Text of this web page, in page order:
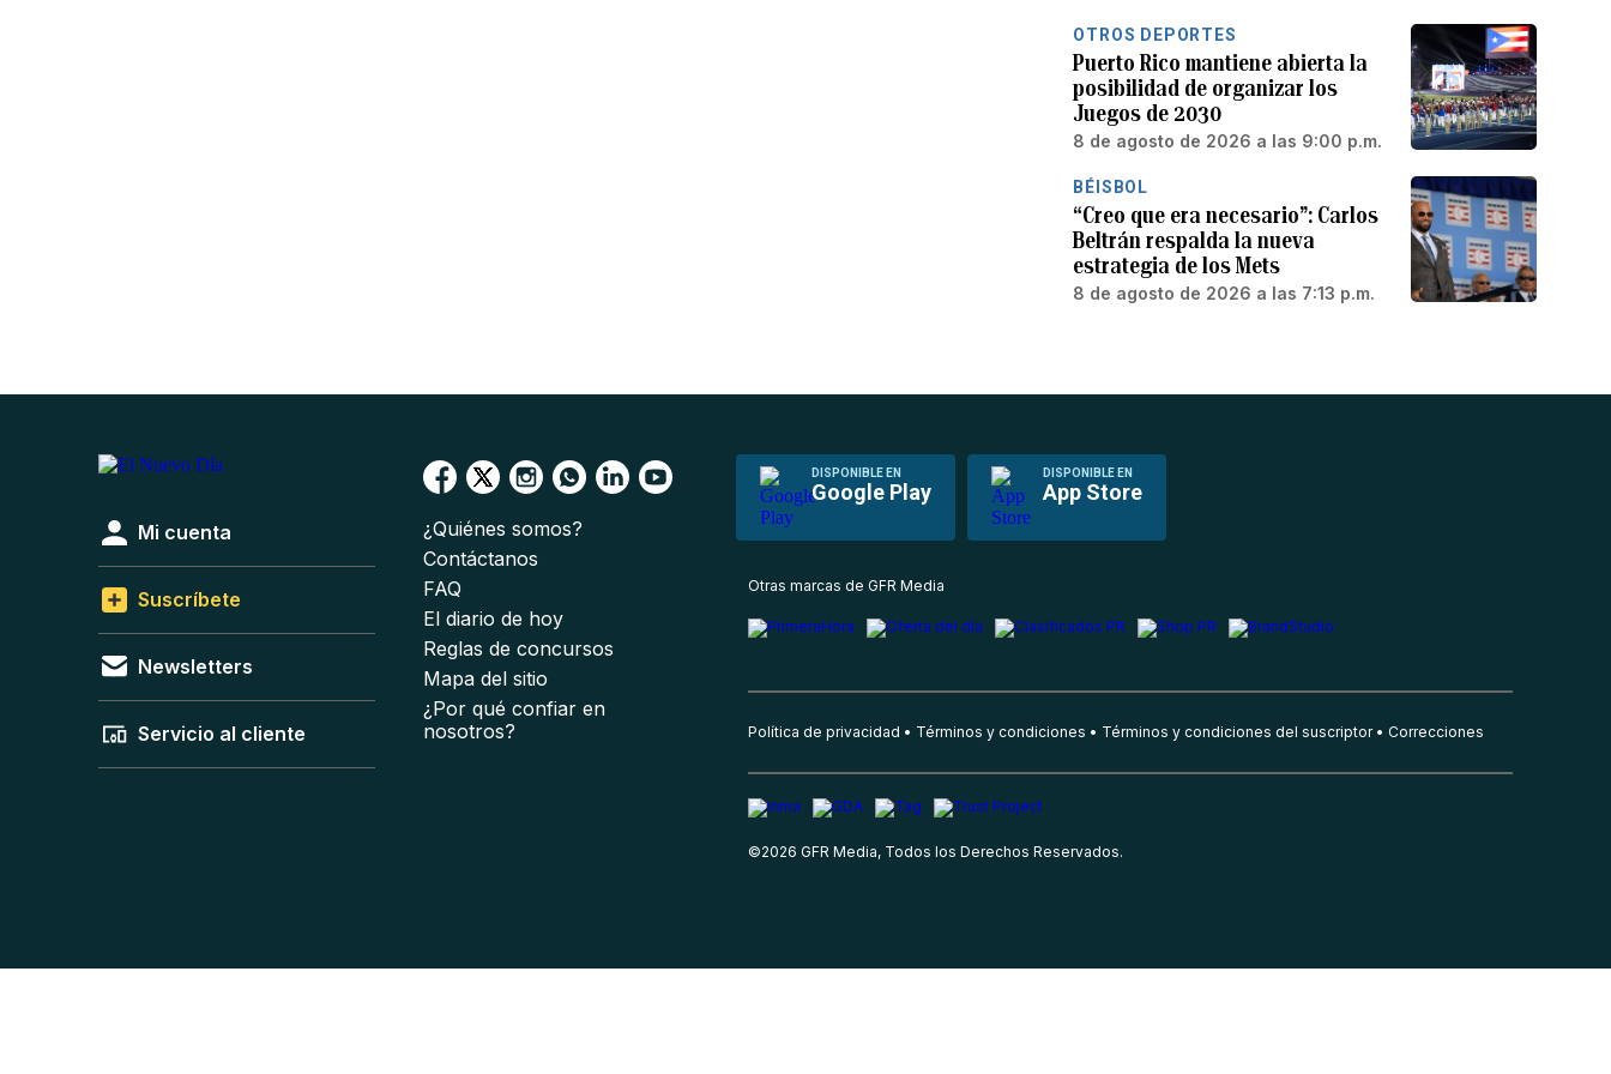
OTROS DEPORTES
Puerto Rico mantiene abierta la
posibilidad de organizar los
Juegos de 2030
8 de agosto de 2026 a las 9:00 p.m.
BÉISBOL
“Creo que era necesario”: Carlos
Beltrán respalda la nueva
estrategia de los Mets
8 de agosto de 2026 a las 7:13 p.m.
DISPONIBLE EN
Google Play
DISPONIBLE EN
App Store
Mi cuenta
Suscríbete
Newsletters
Servicio al cliente
¿Quiénes somos?
Contáctanos
FAQ
El diario de hoy
Reglas de concursos
Mapa del sitio
¿Por qué confiar en
nosotros?
Otras marcas de GFR Media
Política de privacidad Términos y condiciones Términos y condiciones del suscriptor Correcciones
©2026 GFR Media, Todos los Derechos Reservados.